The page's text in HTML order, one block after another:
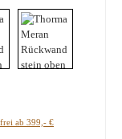
ab 399,- €